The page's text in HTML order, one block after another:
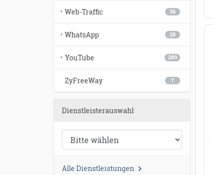
36
Web-Traffic
28
WhatsApp
289
YouTube
7
ZyFreeWay
Dienstleisterauswahl
Alle Dienstleistungen